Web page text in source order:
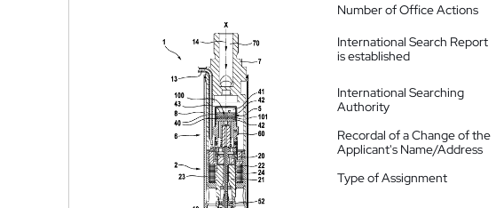
Number of Office Actions
International Search Report
is established
International Searching
Authority
Recordal of a Change of the
Applicant's Name/Address
Type of Assignment